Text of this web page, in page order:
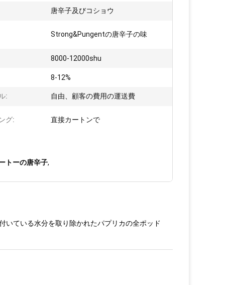
唐辛子及びコショウ
Strong&Pungentの唐辛子の味
8000-12000shu
8-12%
: 自由、顧客の費用の運送費
グ: 直接カートンで
トーの唐辛子,
いている水分を取り除かれたパプリカの全ポッド